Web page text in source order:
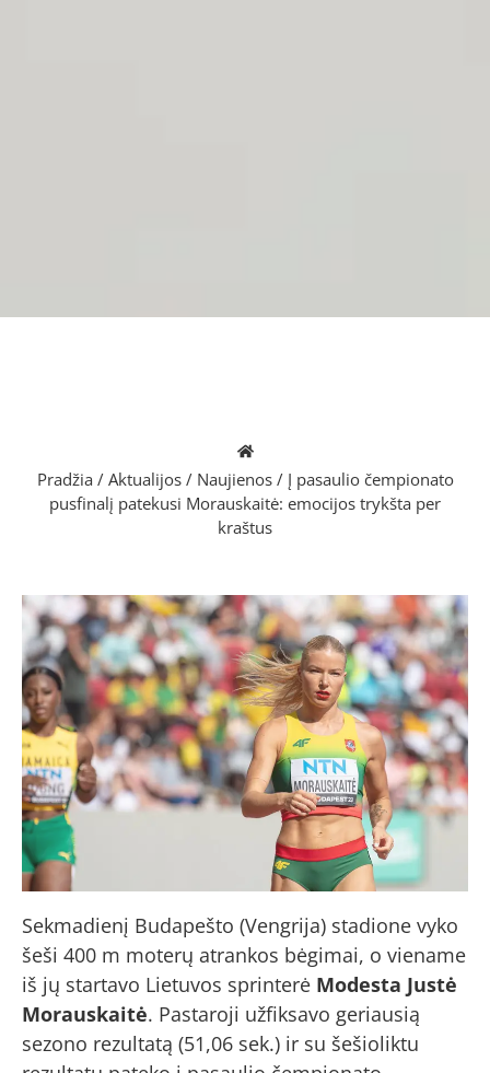
Pradžia / Aktualijos/ Naujienos/ Į pasaulio čempionato
pusfinalį patekusi Morauskaitė: emocijos trykšta per
kraštus
Sekmadienį Budapešto (Vengrija) stadione vyko
šeši 400 m moterų atrankos bėgimai, o viename
iš jų startavo Lietuvos sprinterė Modesta Justė
Morauskaitė. Pastaroji užfiksavo geriausią
sezono rezultatą (51,06 sek.) ir su šešioliktu